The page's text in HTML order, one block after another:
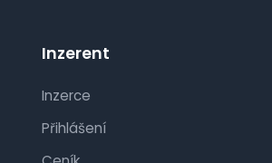
Inzerent
Inzerce
Přihlášení